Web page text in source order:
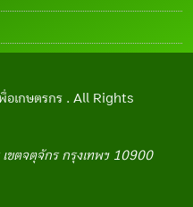
อเกษตรกร . All Rights
ขตจตุจักร กรุงเทพฯ 10900